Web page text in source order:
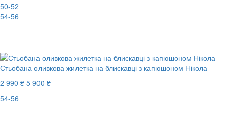
50-52
54-56
Стьобана оливкова жилетка на блискавці з капюшоном Нікола
2 990 ₴ 5 900 ₴
54-56